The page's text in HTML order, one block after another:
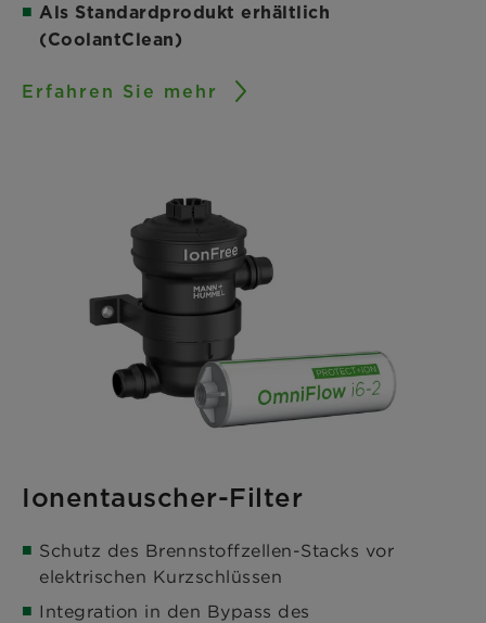
Als Standardprodukt erhältlich
(CoolantClean)
Erfahren Sie mehr
Ionentauscher-Filter
Schutz des Brennstoffzellen-Stacks vor
elektrischen Kurzschlüssen
Integration in den Bypass des